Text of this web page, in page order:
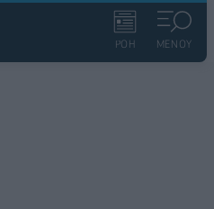
ΡΟΗ ΜΕΝΟΥ